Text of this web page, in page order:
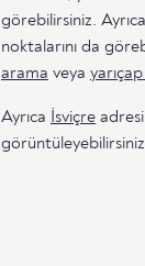
görebilirsiniz.
noktalarını da
arama veya
Ayrıca İsviçre